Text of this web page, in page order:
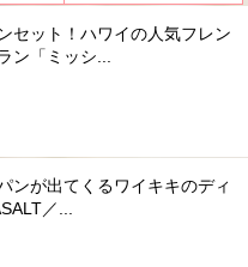
セット！ハワイの人気フレン
ン「ミッシ...
ンが出てくるワイキキのディ
／...